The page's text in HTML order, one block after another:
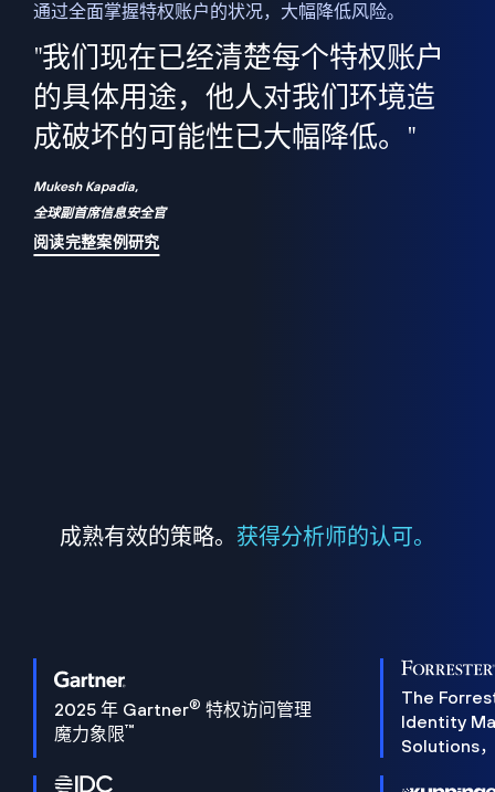
通过全面掌握特权账户的状况，大幅降低风险。
"我们现在已经清楚每个特权账户
的具体用途，他人对我们环境造
成破坏的可能性已大幅降低。"
Mukesh Kapadia,
全球副首席信息安全官
阅读完整案例研究
成熟有效的策略。 获得分析师的认可。
2025 年 Gartner® 特权访问管理
魔力象限™
The
Identity
Solutions